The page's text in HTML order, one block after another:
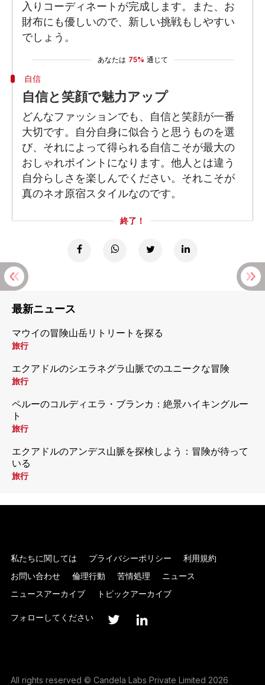
入りコーディネートが完成します。また、お
財布にも優しいので、新しい挑戦もしやすい
でしょう。
あなたは 75% 通じて
自信
自信と笑顔で魅力アップ
どんなファッションでも、自信と笑顔が一番
大切です。自分自身に似合うと思うものを選
び、それによって得られる自信こそが最大の
おしゃれポイントになります。他人とは違う
自分らしさを楽しんでください。それこそが
真のネオ原宿スタイルなのです。
終了！
最新ニュース
マウイの冒険山岳リトリートを探る
旅行
エクアドルのシエラネグラ山脈でのユニークな冒険
旅行
ペルーのコルディエラ・ブランカ：絶景ハイキングルー
ト
旅行
エクアドルのアンデス山脈を探検しよう：冒険が待って
いる
旅行
私たちに関しては プライバシーポリシー
利用規約
お問い合わせ
倫理行動 苦情処理
ニュース
ニュースアーカイブ
トピックアーカイブ
フォローしてください
All rights reserved © Candela Labs Private Limited 2026